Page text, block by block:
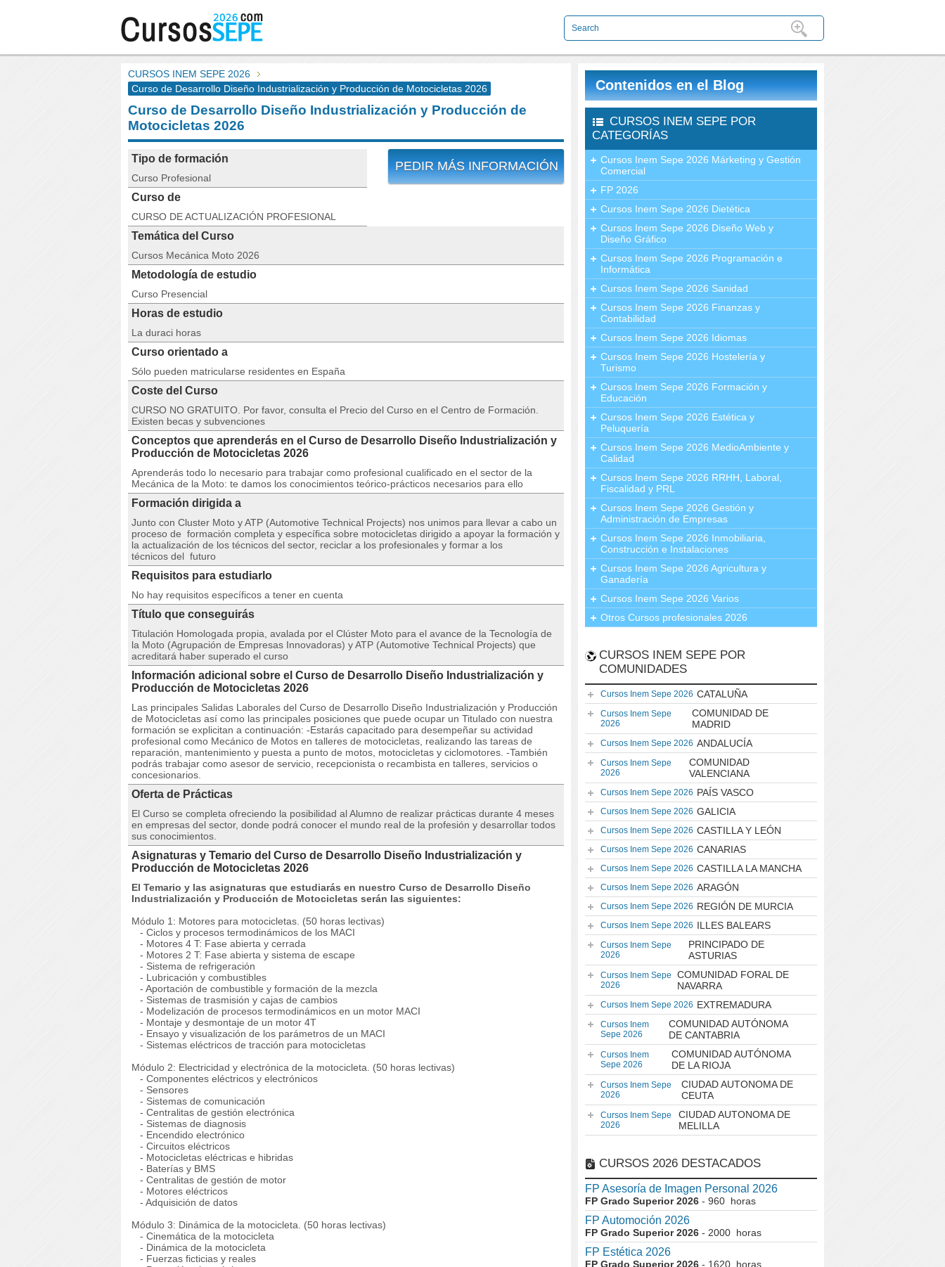
CURSOS INEM SEPE 2026
Curso de Desarrollo Diseño Industrialización y Producción de Motocicletas 2026
Curso de Desarrollo Diseño Industrialización y Producción de
Motocicletas 2026
PEDIR MÁS INFORMACIÓN
Tipo de formación
Curso Profesional
Curso de
CURSO DE ACTUALIZACIÓN PROFESIONAL
Temática del Curso
Cursos Mecánica Moto 2026
Metodología de estudio
Curso Presencial
Horas de estudio
La duraci horas
Curso orientado a
Sólo pueden matricularse residentes en España
Coste del Curso
CURSO NO GRATUITO. Por favor, consulta el Precio del Curso en el Centro de Formación.
Existen becas y subvenciones
Conceptos que aprenderás en el Curso de Desarrollo Diseño Industrialización y
Producción de Motocicletas 2026
Aprenderás todo lo necesario para trabajar como profesional cualificado en el sector de la
Mecánica de la Moto: te damos los conocimientos teórico-prácticos necesarios para ello
Formación dirigida a
Junto con Cluster Moto y ATP (Automotive Technical Projects) nos unimos para llevar a cabo un
proceso de formación completa y específica sobre motocicletas dirigido a apoyar la formación y
la actualización de los técnicos del sector, reciclar a los profesionales y formar a los
técnicos del futuro
Requisitos para estudiarlo
No hay requisitos específicos a tener en cuenta
Título que conseguirás
Titulación Homologada propia, avalada por el Clúster Moto para el avance de la Tecnología de
la Moto (Agrupación de Empresas Innovadoras) y ATP (Automotive Technical Projects) que
acreditará haber superado el curso
Información adicional sobre el Curso de Desarrollo Diseño Industrialización y
Producción de Motocicletas 2026
Las principales Salidas Laborales del Curso de Desarrollo Diseño Industrialización y Producción
de Motocicletas así como las principales posiciones que puede ocupar un Titulado con nuestra
formación se explicitan a continuación: -Estarás capacitado para desempeñar su actividad
profesional como Mecánico de Motos en talleres de motocicletas, realizando las tareas de
reparación, mantenimiento y puesta a punto de motos, motocicletas y ciclomotores. -También
podrás trabajar como asesor de servicio, recepcionista o recambista en talleres, servicios o
concesionarios.
Oferta de Prácticas
El Curso se completa ofreciendo la posibilidad al Alumno de realizar prácticas durante 4 meses
en empresas del sector, donde podrá conocer el mundo real de la profesión y desarrollar todos
sus conocimientos.
Asignaturas y Temario del Curso de Desarrollo Diseño Industrialización y
Producción de Motocicletas 2026
El Temario y las asignaturas que estudiarás en nuestro Curso de Desarrollo Diseño
Industrialización y Producción de Motocicletas serán las siguientes:
Módulo 1: Motores para motocicletas. (50 horas lectivas)
- Ciclos y procesos termodinámicos de los MACI
- Motores 4 T: Fase abierta y cerrada
- Motores 2 T: Fase abierta y sistema de escape
- Sistema de refrigeración
- Lubricación y combustibles
- Aportación de combustible y formación de la mezcla
- Sistemas de trasmisión y cajas de cambios
- Modelización de procesos termodinámicos en un motor MACI
- Montaje y desmontaje de un motor 4T
- Ensayo y visualización de los parámetros de un MACI
- Sistemas eléctricos de tracción para motocicletas
Módulo 2: Electricidad y electrónica de la motocicleta. (50 horas lectivas)
- Componentes eléctricos y electrónicos
- Sensores
- Sistemas de comunicación
- Centralitas de gestión electrónica
- Sistemas de diagnosis
- Encendido electrónico
- Circuitos eléctricos
- Motocicletas eléctricas e hibridas
- Baterí­as y BMS
- Centralitas de gestión de motor
- Motores eléctricos
- Adquisición de datos
Módulo 3: Dinámica de la motocicleta. (50 horas lectivas)
- Cinemática de la motocicleta
- Dinámica de la motocicleta
- Fuerzas ficticias y reales
Contenidos en el Blog
CURSOS INEM SEPE POR
CATEGORÍAS
Cursos Inem Sepe 2026 Márketing y Gestión
Comercial
FP 2026
Cursos Inem Sepe 2026 Dietética
Cursos Inem Sepe 2026 Diseño Web y
Diseño Gráfico
Cursos Inem Sepe 2026 Programación e
Informática
Cursos Inem Sepe 2026 Sanidad
Cursos Inem Sepe 2026 Finanzas y
Contabilidad
Cursos Inem Sepe 2026 Idiomas
Cursos Inem Sepe 2026 Hostelería y
Turismo
Cursos Inem Sepe 2026 Formación y
Educación
Cursos Inem Sepe 2026 Estética y
Peluquería
Cursos Inem Sepe 2026 MedioAmbiente y
Calidad
Cursos Inem Sepe 2026 RRHH, Laboral,
Fiscalidad y PRL
Cursos Inem Sepe 2026 Gestión y
Administración de Empresas
Cursos Inem Sepe 2026 Inmobiliaria,
Construcción e Instalaciones
Cursos Inem Sepe 2026 Agricultura y
Ganadería
Cursos Inem Sepe 2026 Varios
Otros Cursos profesionales 2026
CURSOS INEM SEPE POR
COMUNIDADES
Cursos Inem Sepe 2026 CATALUÑA
Cursos Inem Sepe
2026
COMUNIDAD DE
MADRID
Cursos Inem Sepe 2026 ANDALUCÍA
Cursos Inem Sepe
2026
COMUNIDAD
VALENCIANA
Cursos Inem Sepe 2026 PAÍS VASCO
Cursos Inem Sepe 2026 GALICIA
Cursos Inem Sepe 2026 CASTILLA Y LEÓN
Cursos Inem Sepe 2026 CANARIAS
Cursos Inem Sepe 2026 CASTILLA LA MANCHA
Cursos Inem Sepe 2026 ARAGÓN
Cursos Inem Sepe 2026 REGIÓN DE MURCIA
Cursos Inem Sepe 2026 ILLES BALEARS
Cursos Inem Sepe
2026
PRINCIPADO DE
ASTURIAS
Cursos Inem Sepe
2026
COMUNIDAD FORAL DE
NAVARRA
Cursos Inem Sepe 2026 EXTREMADURA
Cursos Inem
Sepe 2026
COMUNIDAD AUTÓNOMA
DE CANTABRIA
Cursos Inem
Sepe 2026
COMUNIDAD AUTÓNOMA
DE LA RIOJA
Cursos Inem Sepe
2026
CIUDAD AUTONOMA DE
CEUTA
Cursos Inem Sepe
2026
CIUDAD AUTONOMA DE
MELILLA
CURSOS 2026 DESTACADOS
FP Asesoría de Imagen Personal 2026
FP Grado Superior 2026 - 960 horas
FP Automoción 2026
FP Grado Superior 2026 - 2000 horas
FP Estética 2026
FP Grado Superior 2026 - 1620 horas